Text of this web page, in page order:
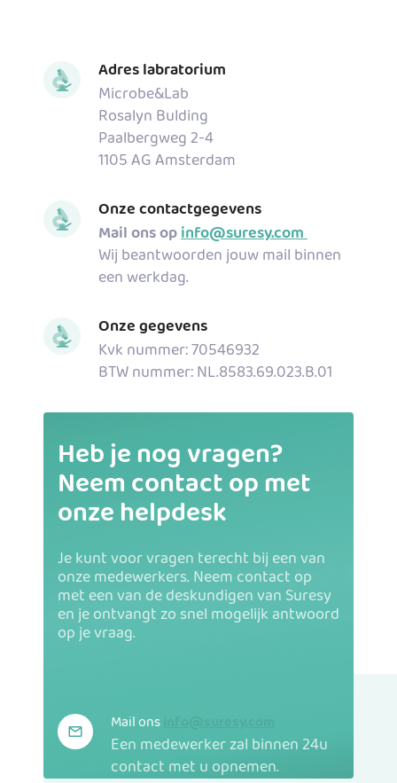
Adres labratorium
Microbe&Lab
Rosalyn Bulding
Paalbergweg 2-4
1105 AG Amsterdam
Onze contactgegevens
Mail ons opinfo@suresy.com
Wij beantwoorden jouw mail binnen
een werkdag.
Onze gegevens
Kvk nummer: 70546932
BTW nummer: NL.8583.69.023.B.01
Heb je nog vragen?
Neem contact op met
onze helpdesk
Je kunt voor vragen terecht bij een van
onze medewerkers. Neem contact op
met een van de deskundigen van Suresy
en je ontvangt zo snel mogelijk antwoord
op je vraag.
Mail ons
Een medewerker zal binnen 24u
contact met u opnemen.